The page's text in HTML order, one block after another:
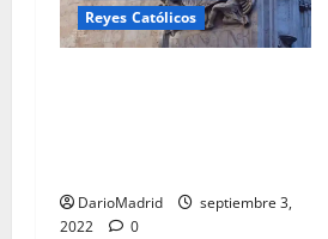
Reyes Católicos
DarioMadrid
septiembre 3,
2022
0